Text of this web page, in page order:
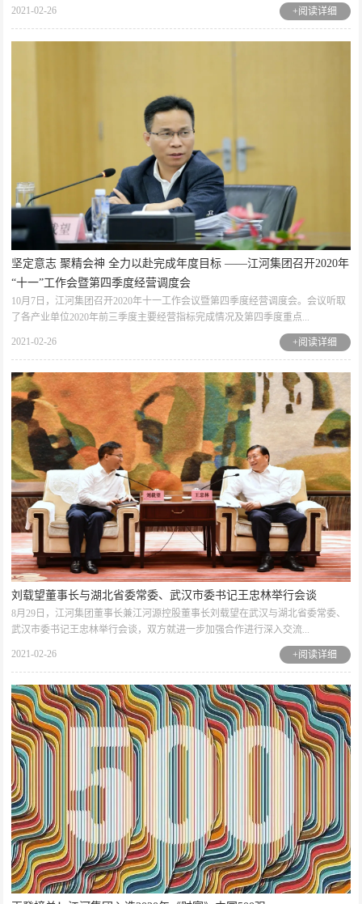
2021-02-26 +阅读详细
坚定意志 聚精会神 全力以赴完成年度目标 ——江河集团召开2020年
“十一”工作会暨第四季度经营调度会
10月7日，江河集团召开2020年十一工作会议暨第四季度经营调度会。会议听取
了各产业单位2020年前三季度主要经营指标完成情况及第四季度重点...
2021-02-26 +阅读详细
刘载望董事长与湖北省委常委、武汉市委书记王忠林举行会谈
8月29日，江河集团董事长兼江河源控股董事长刘载望在武汉与湖北省委常委、
武汉市委书记王忠林举行会谈，双方就进一步加强合作进行深入交流...
2021-02-26 +阅读详细